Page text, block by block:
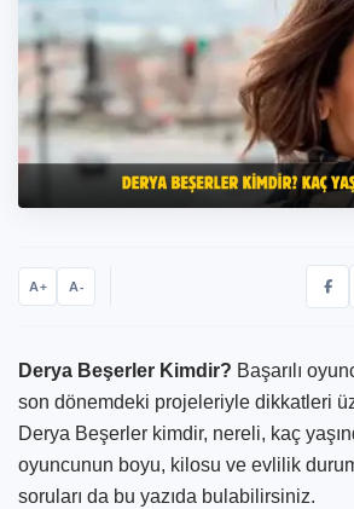
A+ A-
Derya Beşerler Kimdir? Başarılı
son dönemdeki projeleriyle dikkatleri
Derya Beşerler kimdir, nereli, kaç
oyuncunun boyu, kilosu ve evlilik
soruları da bu yazıda bulabilirsiniz.